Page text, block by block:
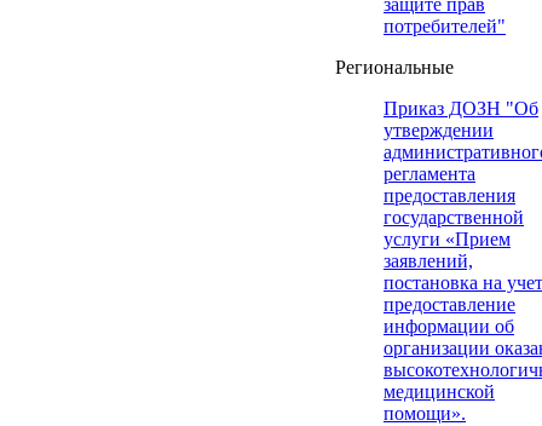
защите прав
потребителей"
Региональные
Приказ ДОЗН "Об
утверждении
регламента
предоставления
государственной
услуги «Прием
заявлений,
постановка на
предоставление
информации об
организации
медицинской
помощи».